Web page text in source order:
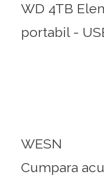
WD 4TB
portabil -
WESN
Cumpara